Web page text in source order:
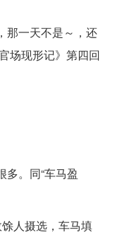
那一天不是～，还
场现形记》第四回
多。同“车马盈
馀人摄选，车马填